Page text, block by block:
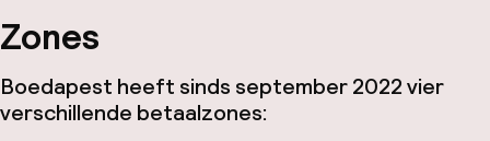
Zones
Boedapest heeft sinds september 2022 vier
verschillende betaalzones: